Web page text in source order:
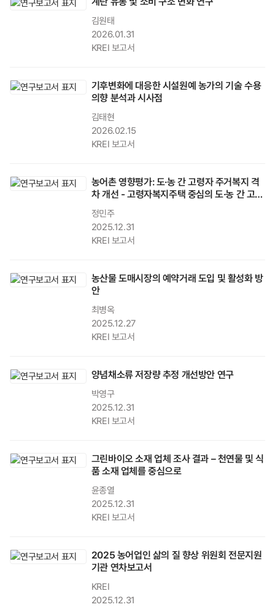
김원태
2026.01.31
KREI 보고서
기후변화에 대응한 시설원예 농가의 기술 수용
의향 분석과 시사점
김태현
2026.02.15
KREI 보고서
농어촌 영향평가: 도·농 간 고령자 주거복지 격
차 개선 - 고령자복지주택 중심의 도·농 간 고령
자 주거복지 격차 완화 방안
정민주
2025.12.31
KREI 보고서
농산물 도매시장의 예약거래 도입 및 활성화 방
안
최병옥
2025.12.27
KREI 보고서
양념채소류 저장량 추정 개선방안 연구
박영구
2025.12.31
KREI 보고서
그린바이오 소재 업체 조사 결과 – 천연물 및 식
품 소재 업체를 중심으로
윤종열
2025.12.31
KREI 보고서
2025 농어업인 삶의 질 향상 위원회 전문지원
기관 연차보고서
KREI
2025.12.31